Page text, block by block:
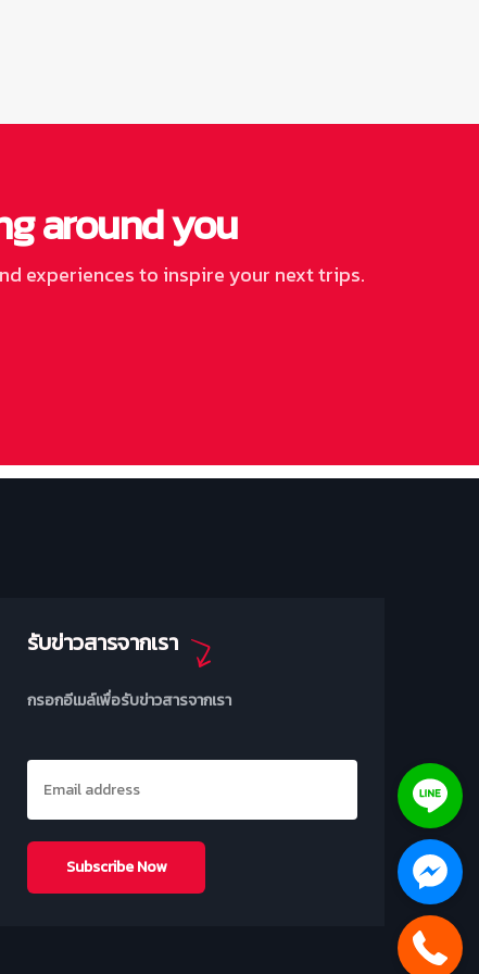
around you
experiences to inspire your next trips.
รับข่าวสารจากเรา
กรอกอีเมล์เพื่อรับข่าวสารจากเรา